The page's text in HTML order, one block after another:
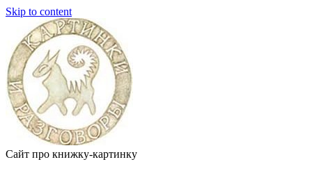
Skip to content
Сайт про книжку-картинку